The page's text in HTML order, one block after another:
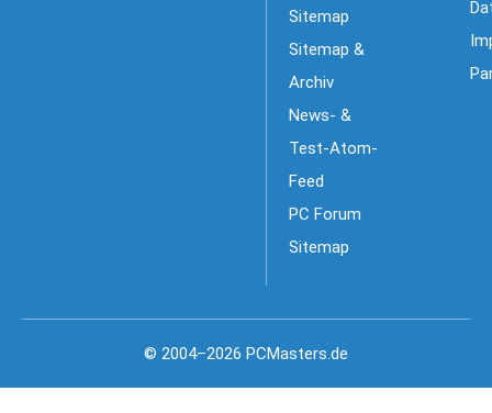
Sitemap
Sitemap &
Archiv
News- &
Test-Atom-
Feed
PC Forum
Sitemap
© 2004–2026 PCMasters.de